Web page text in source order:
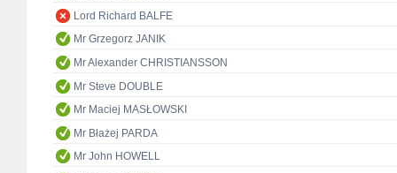
Lord Richard BALFE
Mr Grzegorz JANIK
Mr Alexander CHRISTIANSSON
Mr Steve DOUBLE
Mr Maciej MASŁOWSKI
Mr Błażej PARDA
Mr John HOWELL